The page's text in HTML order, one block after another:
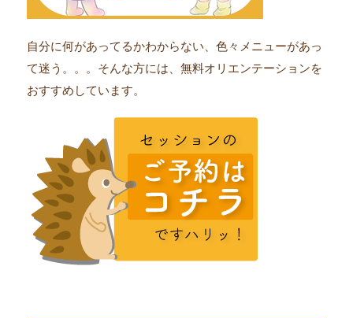
自分に何があってるかわからない、色々メニューがあっ
て迷う。。。そんな方には、無料オリエンテーションを
おすすめしています。